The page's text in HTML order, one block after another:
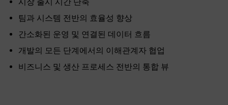
팀과 시스템 전반의 효율성 향상
간소화된 운영 및 연결된 데이터 흐름
개발의 모든 단계에서의 이해관계자 협업
비즈니스 및 생산 프로세스 전반의 통합 뷰